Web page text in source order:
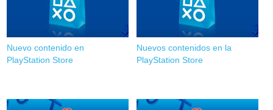
Nuevo contenido en
PlayStation Store
Nuevos contenidos en la
PlayStation Store